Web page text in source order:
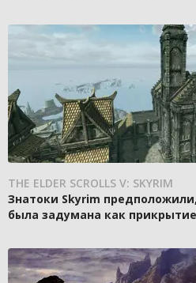
THE ELDER SCROLLS V: SKYRIM
Знатоки Skyrim
была задумана как